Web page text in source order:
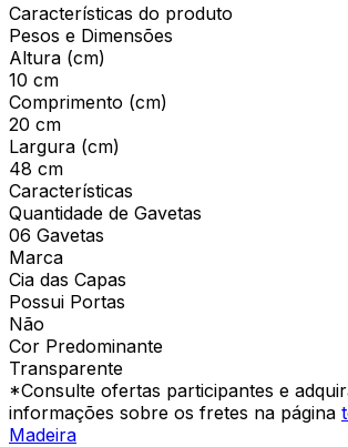
Características do produto
Pesos e Dimensões
Altura (cm)
10 cm
Comprimento (cm)
20 cm
Largura (cm)
48 cm
Características
Quantidade de Gavetas
06 Gavetas
Marca
Cia das Capas
Possui Portas
Não
Cor Predominante
Transparente
*Consulte ofertas participantes e
informações sobre os fretes na página
Madeira